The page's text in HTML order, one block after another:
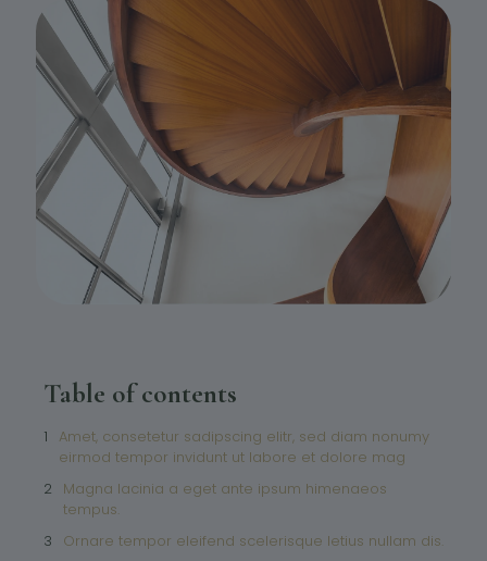
Table of contents
Amet, consetetur sadipscing elitr, sed diam nonumy
eirmod tempor invidunt ut labore et dolore mag
Magna lacinia a eget ante ipsum himenaeos
tempus.
Ornare tempor eleifend scelerisque letius nullam dis.